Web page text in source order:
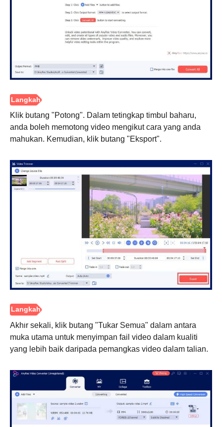
Klik butang "Potong". Dalam tetingkap timbul baharu,
anda boleh memotong video mengikut cara yang anda
mahukan. Kemudian, klik butang "Eksport".
Akhir sekali, klik butang "Tukar Semua" dalam antara
muka utama untuk menyimpan fail video dalam kualiti
yang lebih baik daripada pemangkas video dalam talian.